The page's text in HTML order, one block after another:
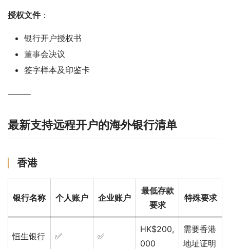
授权文件：
银行开户授权书
董事会决议
签字样本及印鉴卡
⸻
最新支持远程开户的海外银行清单
香港
银行名称 个人账户 企业账户
最低存款
要求
特殊要求
恒生银行 ✅ ✅
HK$200,
000
需要香港
地址证明